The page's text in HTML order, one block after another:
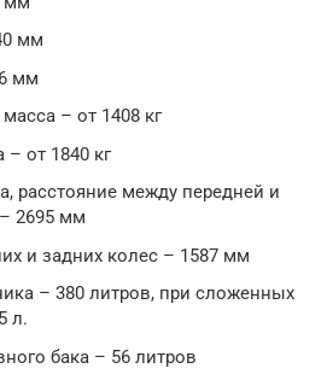
мм
мм
– от 1408 кг
от 1840 кг
расстояние между передней и
2695 мм
и задних колес – 1587 мм
– 380 литров, при сложенных
л.
бака – 56 литров